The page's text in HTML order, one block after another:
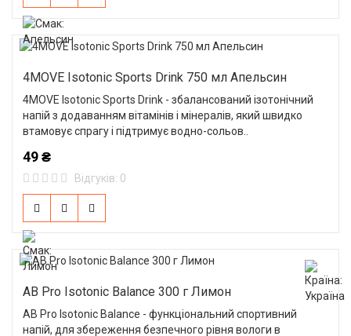
4MOVE Isotonic Sports Drink 750 мл Апельсин
4MOVE Isotonic Sports Drink - збалансований ізотонічний
напій з додаванням вітамінів і мінералів, який швидко
втамовує спрагу і підтримує водно-сольов..
49 ₴
Відгуків: 0
AB Pro Isotonic Balance 300 г Лимон
AB Pro Isotonic Balance - функціональний спортивний
напій, для збереження безпечного рівня вологи в